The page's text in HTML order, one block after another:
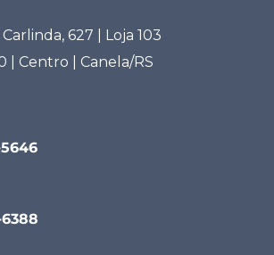
627 | Loja 103
| Centro | Canela/RS